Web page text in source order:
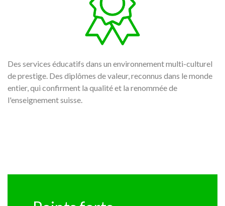
Des services éducatifs dans un environnement multi-culturel
de prestige. Des diplômes de valeur, reconnus dans le monde
entier, qui confirment la qualité et la renommée de
l'enseignement suisse.